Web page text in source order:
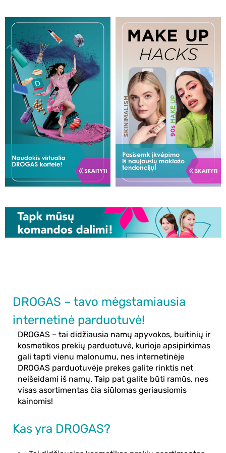
DROGAS – tavo mėgstamiausia
internetinė parduotuvė!
DROGAS – tai didžiausia namų apyvokos, buitinių ir
kosmetikos prekių parduotuvė, kurioje apsipirkimas
gali tapti vienu malonumu, nes internetinėje
DROGAS parduotuvėje prekes galite rinktis net
neišeidami iš namų. Taip pat galite būti ramūs, nes
visas asortimentas čia siūlomas geriausiomis
kainomis!
Kas yra DROGAS?